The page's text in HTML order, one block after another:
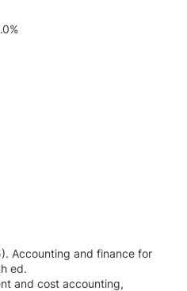
Accounting and finance for
ed.
and cost accounting,